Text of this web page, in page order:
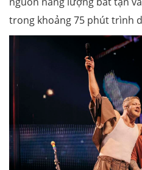
trong khoảng 75 phút trình